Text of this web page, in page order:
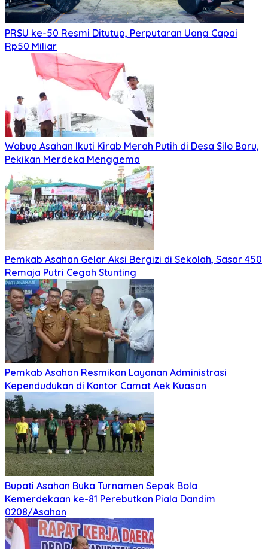
Nasional
Juli 2, 2026
Di Hadapan Presiden Prabowo, Kapolda Sumut
Terima Tanda Kehormatan Nugraha Sakanti pada
Hari Bhayangkara ke-80
Mei 26, 2026Mei 26, 2026
Sumut Terima Pengembalian TKD Terbesar Pasca
Bencana 2025, Tito Karnavian Apresiasi Hibah
Rp260 Miliar
Mei 21, 2026Mei 21, 2026
SMSI dan ABPEDNAS Perkuat Sinergi Nasional untuk
Transparansi Pemerintahan Desa
Mei 21, 2026Mei 21, 2026
SMSI dan ABPEDNAS Perkuat Sinergi Nasional untuk
Transparansi Pemerintahan Desa